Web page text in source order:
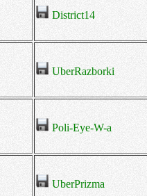
District14
UberRazborki
Poli-Eye-W-a
UberPrizma